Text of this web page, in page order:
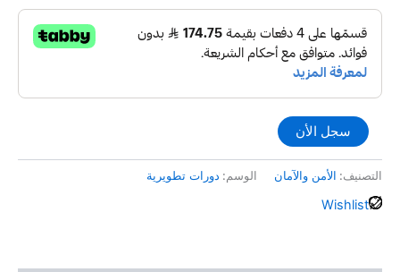
سجل الأن
التصنيف: الأمن والآمان الوسم: دورات تطويرية
Wishlist